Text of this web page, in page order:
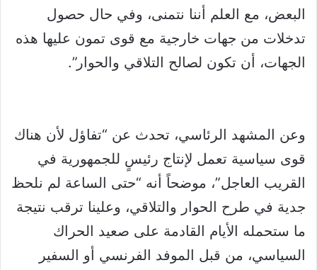
البعض، مع العلم أننا نتمنى، وفي حال حصول
تدخلات من جهات خارجية مع قوى تمون عليها هذه
الجهات، أن تكون لصالح التلاقي والحوار”.
وعن المشهد الرئاسي، تحدث عن “تفاؤل لأن هناك
قوى سياسية تعمل لإنتاج رئيسٍ للجمهورية في
القريب العاجل”، موضحاً أنه “حتى الساعة لم نلحظ
جدية في طرح الحوار والتلاقي، وعلينا ترقب نتيجة
ما ستحمله الأيام القادمة على صعيد الحراك
السياسي، من قبل الموفد الفرنسي أو السفير